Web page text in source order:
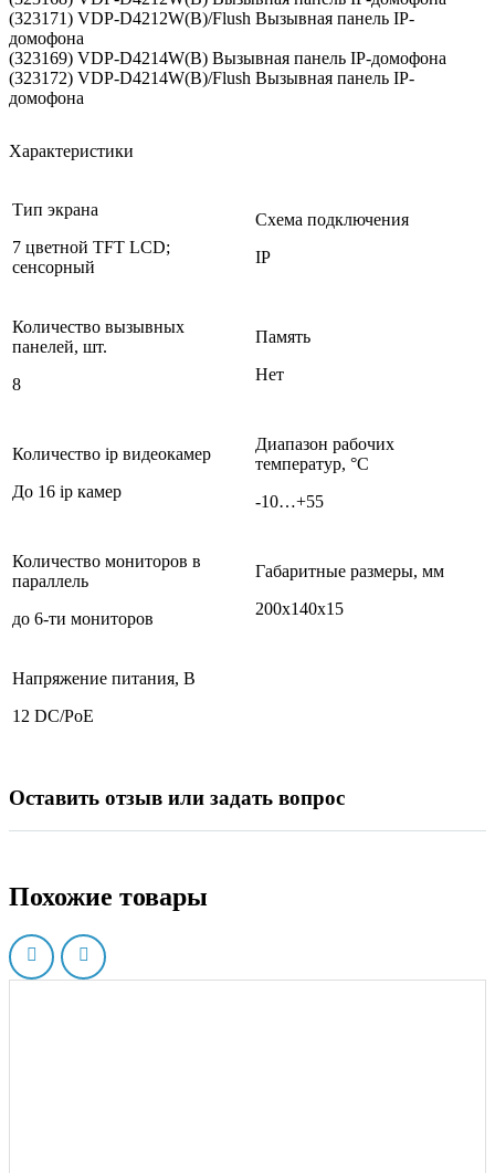
(323171) VDP-D4212W(B)/Flush Вызывная панель IP-
домофона
(323169) VDP-D4214W(B) Вызывная панель IP-домофона
(323172) VDP-D4214W(B)/Flush Вызывная панель IP-
домофона
Характеристики
Тип экрана
7 цветной TFT LCD;
сенсорный
Схема подключения
IP
Количество вызывных
панелей, шт.
8
Память
Нет
Количество ip видеокамер
До 16 ip камер
Диапазон рабочих
температур, °С
-10…+55
Количество мониторов в
параллель
до 6-ти мониторов
Габаритные размеры, мм
200х140х15
Напряжение питания, В
12 DC/PoE
Оставить отзыв или задать вопрос
Похожие товары